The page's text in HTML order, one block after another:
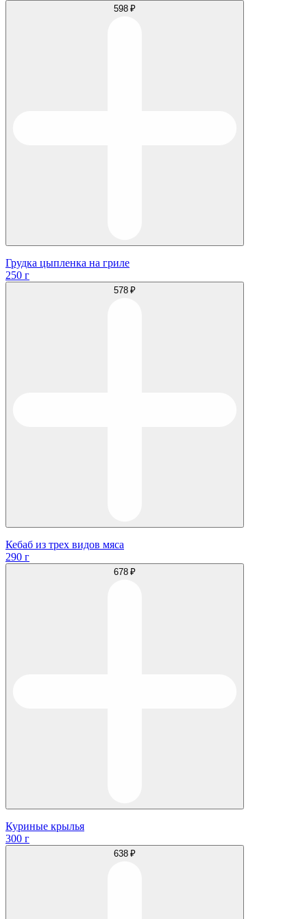
598 ₽
Грудка цыпленка на гриле
250 г
578 ₽
Кебаб из трех видов мяса
290 г
678 ₽
Куриные крылья
300 г
638 ₽